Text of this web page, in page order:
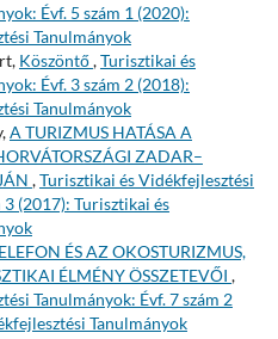
Évf. 5 szám 1 (2020):
Tanulmányok
Köszöntő,Turisztikai és
Évf. 3 szám 2 (2018):
Tanulmányok
A TURIZMUS HATÁSA A
ZADAR–
,Turisztikai és Vidékfejlesztési
3 (2017): Turisztikai és
ÉS AZ OKOSTURIZMUS,
ÉLMÉNY ÖSSZETEVŐI ,
Tanulmányok: Évf. 7 szám 2
Tanulmányok